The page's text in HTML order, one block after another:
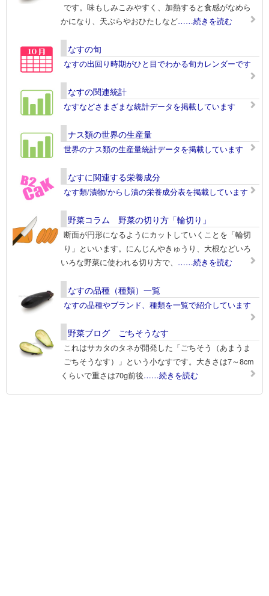
です。味もしみこみやすく、加熱すると食感がなめら
かになり、天ぷらやおひたしなど……続きを読む
なすの旬
なすの出回り時期がひと目でわかる旬カレンダーです
なすの関連統計
なすなどさまざまな統計データを掲載しています
ナス類の世界の生産量
世界のナス類の生産量統計データを掲載しています
なすに関連する栄養成分
なす類/漬物/からし漬の栄養成分表を掲載しています
野菜コラム 野菜の切り方「輪切り」
断面が円形になるようにカットしていくことを「輪切
り」といいます。にんじんやきゅうり、大根などいろ
いろな野菜に使われる切り方で、 ……続きを読む
なすの品種（種類）一覧
なすの品種やブランド、種類を一覧で紹介しています
野菜ブログ ごちそうなす
これはサカタのタネが開発した「ごちそう（あまうま
ごちそうなす）」という小なすです。大きさは7～8cm
くらいで重さは70g前後……続きを読む